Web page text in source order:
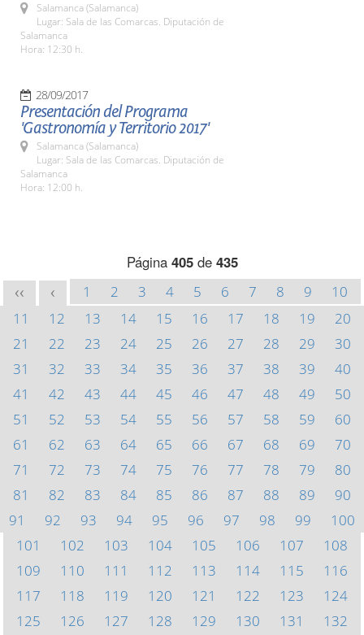
Salamanca (Salamanca)
Lugar: Sala de las Comarcas. Diputación de
Salamanca
Hora: 12:30 h.
28/09/2017
Presentación del Programa
'Gastronomía y Territorio 2017'
Salamanca (Salamanca)
Lugar: Sala de las Comarcas. Diputación de
Salamanca
Hora: 12:00 h.
Página 405de 435
<< < 1 2 3 4 5 6 7 8 9
10
11
12 13 14 15 16 17 18 19
20
21
22 23 24 25 26 27 28 29
30
31
32 33 34 35 36 37 38 39
40
41
42 43 44 45 46 47 48 49
50
51
52 53 54 55 56 57 58 59
60
61
62 63 64 65 66 67 68 69
70
71
72 73 74 75 76 77 78 79
80
81
82 83 84 85 86 87 88 89
90
91
92 93 94 95 96 97 98 99
100
101
102 103 104 105 106 107
108
109
110 111 112 113 114 115
116
117
118 119 120 121 122 123
124
125
126 127 128 129 130 131
132